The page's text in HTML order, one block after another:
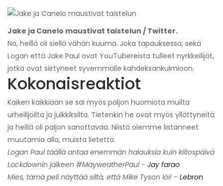
Jake ja Canelo maustivat taistelun / Twitter.
No, heillä oli siellä vähän kuuma. Joka tapauksessa, sekä
Logan että Jake Paul ovat YouTubereista tulleet nyrkkeilijät,
jotka ovat siirtyneet syvemmälle kahdeksankulmioon.
Kokonaisreaktiot
Kaiken kaikkiaan se sai myös paljon huomiota muilta
urheilijoilta ja julkkiksilta. Tietenkin he ovat myös yllättyneitä
ja heillä oli paljon sanottavaa. Niistä olemme listanneet
muutamia alla, muista lietettä.
Logan Paul täällä antaa enemmän halauksia kuin kiitospäivä
Lockdownin jälkeen #MayweatherPaul - Jay farao
Mies, tämä peli näyttää siltä, ​​että Mike Tyson löi! - Lebron